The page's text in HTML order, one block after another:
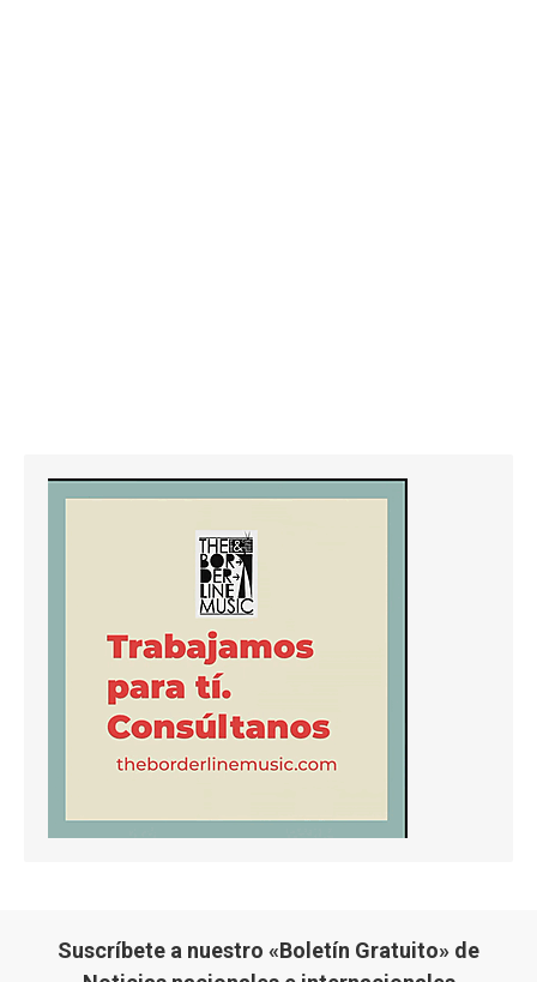
Suscríbete a nuestro «Boletín Gratuito» de